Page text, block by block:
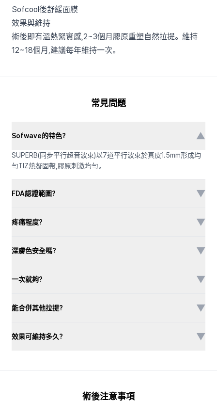
Sofcool後舒緩面膜
效果與維持
術後即有溫熱緊實感,2~3個月膠原重塑自然拉提。維持
12~18個月,建議每年維持一次。
常見問題
Sofwave的特色? ▼
SUPERB(同步平行超音波束)以7道平行波束於真皮1.5mm形成均
勻TIZ熱凝固帶,膠原刺激均勻。
FDA認證範圍? ▼
疼痛程度? ▼
深膚色安全嗎? ▼
一次就夠? ▼
能合併其他拉提? ▼
效果可維持多久? ▼
術後注意事項